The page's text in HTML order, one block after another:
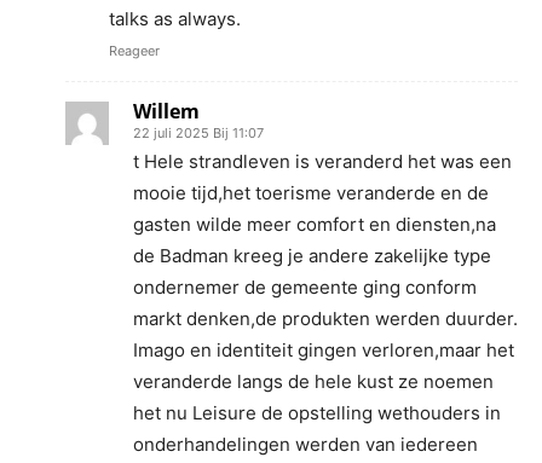
talks as always.
Reageer
Willem
22 juli 2025 Bij 11:07
t Hele strandleven is veranderd het was een
mooie tijd,het toerisme veranderde en de
gasten wilde meer comfort en diensten,na
de Badman kreeg je andere zakelijke type
ondernemer de gemeente ging conform
markt denken,de produkten werden duurder.
Imago en identiteit gingen verloren,maar het
veranderde langs de hele kust ze noemen
het nu Leisure de opstelling wethouders in
onderhandelingen werden van iedereen